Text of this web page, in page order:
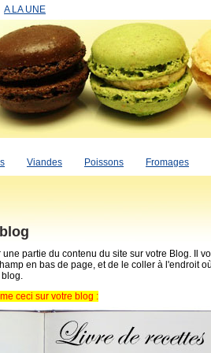
A LA UNE
Viandes Poissons Fromages
partie du contenu du site sur votre Blog. Il
en bas de page, et de le coller à l'endroit
blog.
ceci sur votre blog :